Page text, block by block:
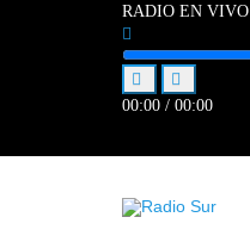
RADIO EN VIVO
00:00 / 00:00